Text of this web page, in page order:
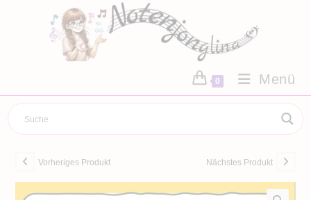
0 Menü
Vorheriges Produkt Nächstes Produkt